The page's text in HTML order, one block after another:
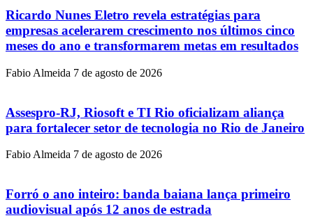
Ricardo Nunes Eletro revela estratégias para
empresas acelerarem crescimento nos últimos cinco
meses do ano e transformarem metas em resultados
Fabio Almeida 7 de agosto de 2026
Assespro-RJ, Riosoft e TI Rio oficializam aliança
para fortalecer setor de tecnologia no Rio de Janeiro
Fabio Almeida 7 de agosto de 2026
Forró o ano inteiro: banda baiana lança primeiro
audiovisual após 12 anos de estrada